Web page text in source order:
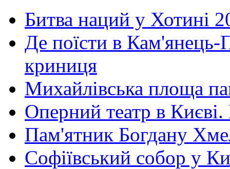
Битва наций у Хотині
Де поїсти в Кам'янець-
криниця
Михайлівська площа
Оперний театр в
Пам'ятник Богдану
Софіївський собор у